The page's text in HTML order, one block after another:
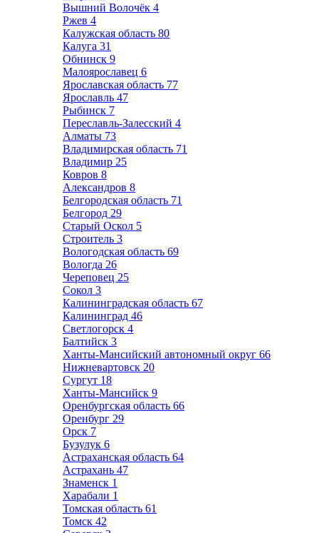
Вышний Волочёк 4
Ржев 4
Калужская область 80
Калуга 31
Обнинск 9
Малоярославец 6
Ярославская область 77
Ярославль 47
Рыбинск 7
Переславль-Залесский 4
Алматы 73
Владимирская область 71
Владимир 25
Ковров 8
Александров 8
Белгородская область 71
Белгород 29
Старый Оскол 5
Строитель 3
Вологодская область 69
Вологда 26
Череповец 25
Сокол 3
Калининградская область 67
Калининград 46
Светлогорск 4
Балтийск 3
Ханты-Мансийский автономный округ 66
Нижневартовск 20
Сургут 18
Ханты-Мансийск 9
Оренбургская область 66
Оренбург 29
Орск 7
Бузулук 6
Астраханская область 64
Астрахань 47
Знаменск 1
Харабали 1
Томская область 61
Томск 42